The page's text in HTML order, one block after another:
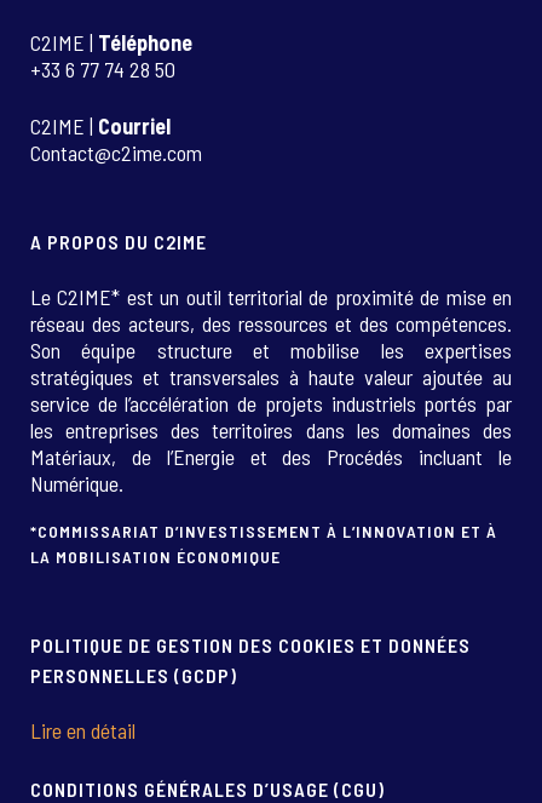
C2IME | Téléphone
+33 6 77 74 28 50
C2IME | Courriel
Contact@c2ime.com
A PROPOS DU C2IME
Le C2IME* est un outil territorial de proximité de mise en
réseau des acteurs, des ressources et des compétences.
Son équipe structure et mobilise les expertises
stratégiques et transversales à haute valeur ajoutée au
service de l’accélération de projets industriels portés par
les entreprises des territoires dans les domaines des
Matériaux, de l’Energie et des Procédés incluant le
Numérique.
*COMMISSARIAT D’INVESTISSEMENT À L’INNOVATION ET À
LA MOBILISATION ÉCONOMIQUE
POLITIQUE DE GESTION DES COOKIES ET DONNÉES
PERSONNELLES (GCDP)
Lire en détail
CONDITIONS GÉNÉRALES D’USAGE (CGU)